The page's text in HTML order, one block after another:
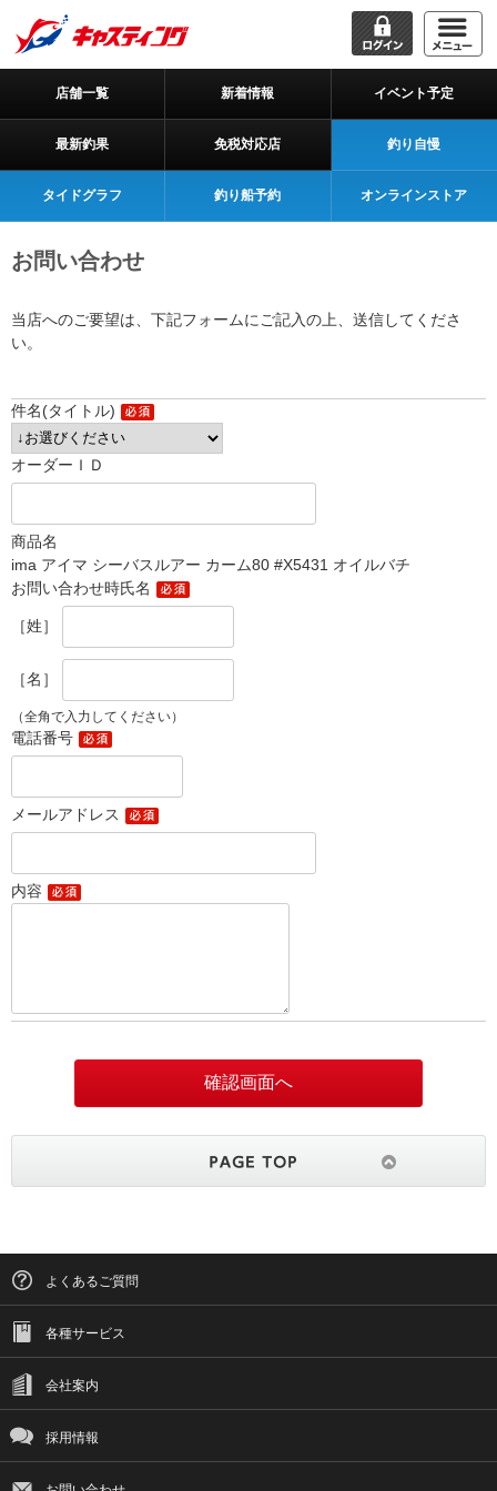
店舗一覧 新着情報 イベント予定
最新釣果 免税対応店 釣り自慢
タイドグラフ 釣り船予約 オンラインストア
お問い合わせ
当店へのご要望は、下記フォームにご記入の上、送信してくださ
い。
件名(タイトル)
オーダーＩＤ
商品名
ima アイマ シーバスルアー カーム80 #X5431 オイルバチ
お問い合わせ時氏名
［姓］
［名］
（全角で入力してください）
電話番号
メールアドレス
内容
よくあるご質問
各種サービス
会社案内
採用情報